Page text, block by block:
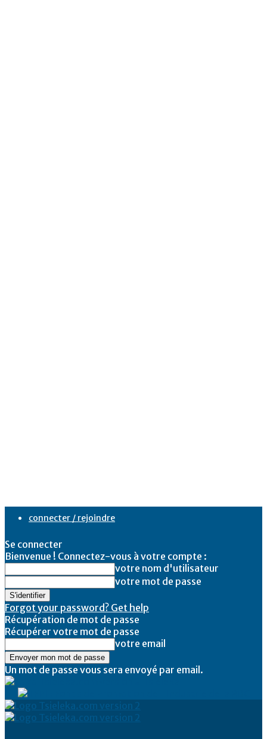
connecter / rejoindre
Se connecter
Bienvenue ! Connectez-vous à votre compte :
votre nom d'utilisateur
votre mot de passe
Forgot your password? Get help
Récupération de mot de passe
Récupérer votre mot de passe
votre email
Un mot de passe vous sera envoyé par email.